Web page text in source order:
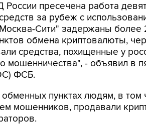
пресечена работа
за рубеж с
Сити" задержаны более
обмена криптовалюты,
средства, похищенные у
мошенничества", - объявил в
ФСБ.
пунктах людям, в том
мошенников, продавали